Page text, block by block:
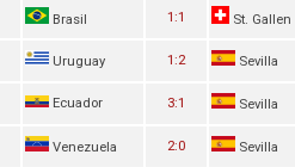
Brasil 1:1 St. Gallen
Uruguay 1:2 Sevilla
Ecuador 3:1 Sevilla
Venezuela 2:0 Sevilla